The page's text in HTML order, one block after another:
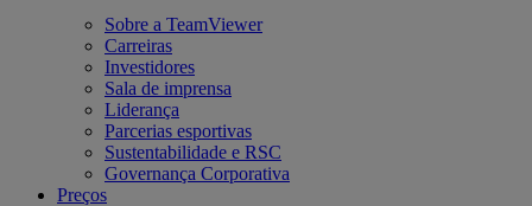
Sobre a TeamViewer
Carreiras
Investidores
Sala de imprensa
Liderança
Parcerias esportivas
Sustentabilidade e RSC
Governança Corporativa
Preços